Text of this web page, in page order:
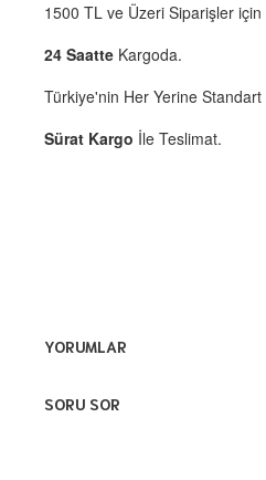
1500 TL ve Üzeri Siparişler için
24 Saatte Kargoda.
Türkiye'nin Her Yerine Standart
Sürat Kargo İle Teslimat.
YORUMLAR
SORU SOR